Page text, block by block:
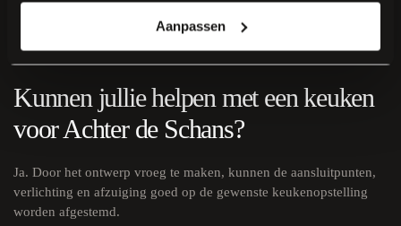
Aanpassen
apparatuur. Tijdens het adviesgesprek bespreken we uw budget en
ontvangt u een passend ontwerp met een heldere offerte.
Kunnen jullie helpen met een keuken
voor Achter de Schans?
Ja. Door het ontwerp vroeg te maken, kunnen de aansluitpunten,
verlichting en afzuiging goed op de gewenste keukenopstelling
worden afgestemd.